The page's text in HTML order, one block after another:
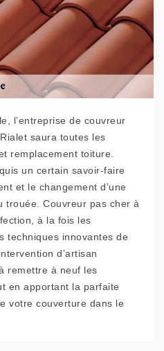
l’entreprise de couvreur
saura toutes les
remplacement toiture.
un certain savoir-faire
et le changement d’une
trouée. Couvreur pas cher à
à la fois les
techniques innovantes de
d’artisan
remettre à neuf les
en apportant la parfaite
votre couverture dans le